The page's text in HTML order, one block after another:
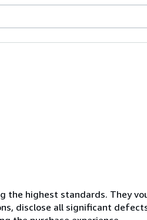
the highest standards. They
disclose all significant